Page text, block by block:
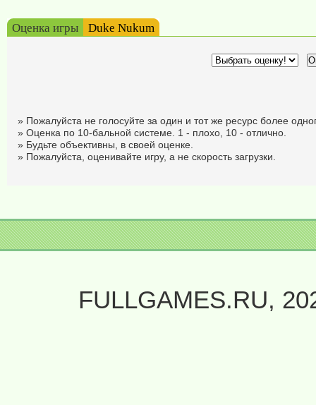
Оценка игры Duke Nukum
» Пожалуйста не голосуйте за один и тот же ресурс более
» Оценка по 10-бальной системе. 1 - плохо, 10 - отлично.
» Будьте объективны, в своей оценке.
» Пожалуйста, оценивайте игру, а не скорость загрузки.
FULLGAMES.RU,